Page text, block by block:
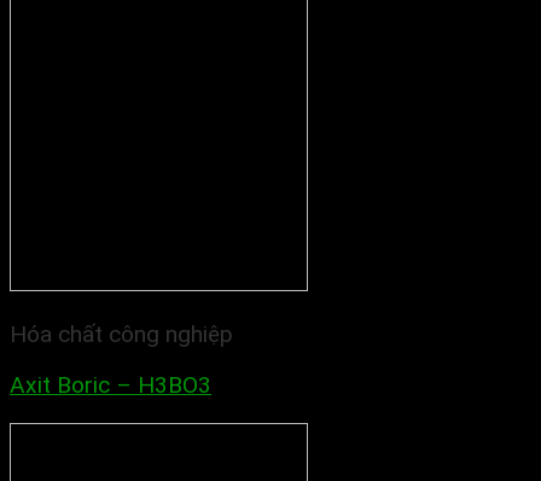
Hóa chất công nghiệp
Axit Boric – H3BO3